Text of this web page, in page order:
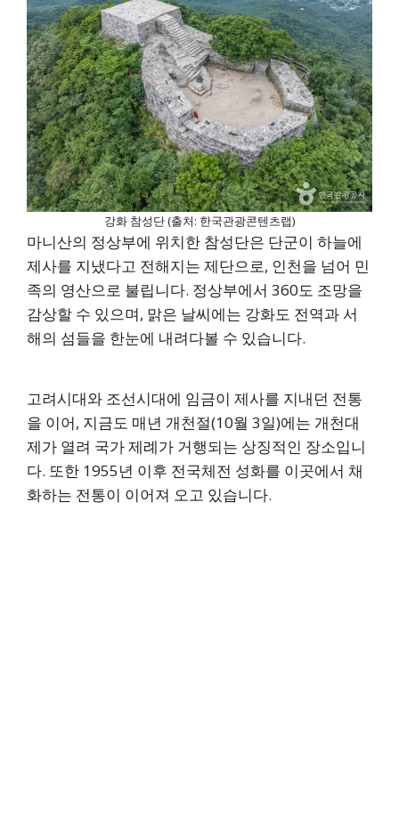
강화 참성단 (출처: 한국관광콘텐츠랩)
마니산의 정상부에 위치한 참성단은 단군이 하늘에
제사를 지냈다고 전해지는 제단으로, 인천을 넘어 민
족의 영산으로 불립니다. 정상부에서 360도 조망을
감상할 수 있으며, 맑은 날씨에는 강화도 전역과 서
해의 섬들을 한눈에 내려다볼 수 있습니다.
고려시대와 조선시대에 임금이 제사를 지내던 전통
을 이어, 지금도 매년 개천절(10월 3일)에는 개천대
제가 열려 국가 제례가 거행되는 상징적인 장소입니
다. 또한 1955년 이후 전국체전 성화를 이곳에서 채
화하는 전통이 이어져 오고 있습니다.